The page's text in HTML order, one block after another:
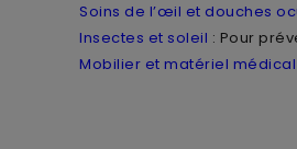
Soins de l’œil et douches
Insectes et soleil : Pour
Mobilier et matériel médical